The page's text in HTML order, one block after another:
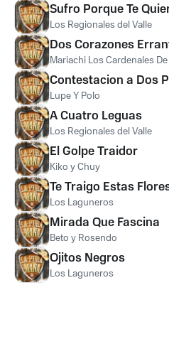
Sufro Porque Te
Los Regionales del Valle
Dos Corazones
Mariachi Los Cardenales
Contestacion a Dos
Lupe Y Polo
A Cuatro Leguas
Los Regionales del Valle
El Golpe Traidor
Kiko y Chuy
Te Traigo Estas
Los Laguneros
Mirada Que Fascina
Beto y Rosendo
Ojitos Negros
Los Laguneros